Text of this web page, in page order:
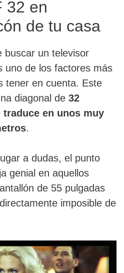
32 en
de tu casa
buscar un televisor
uno de los factores más
tener en cuenta. Este
diagonal de 32
en unos muy
.
a dudas, el punto
genial en aquellos
de 55 pulgadas
imposible de